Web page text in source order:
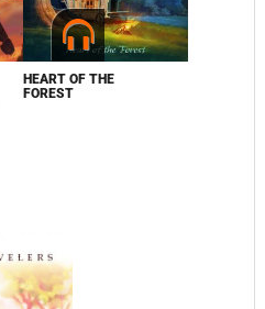
HEART OF THE
FOREST